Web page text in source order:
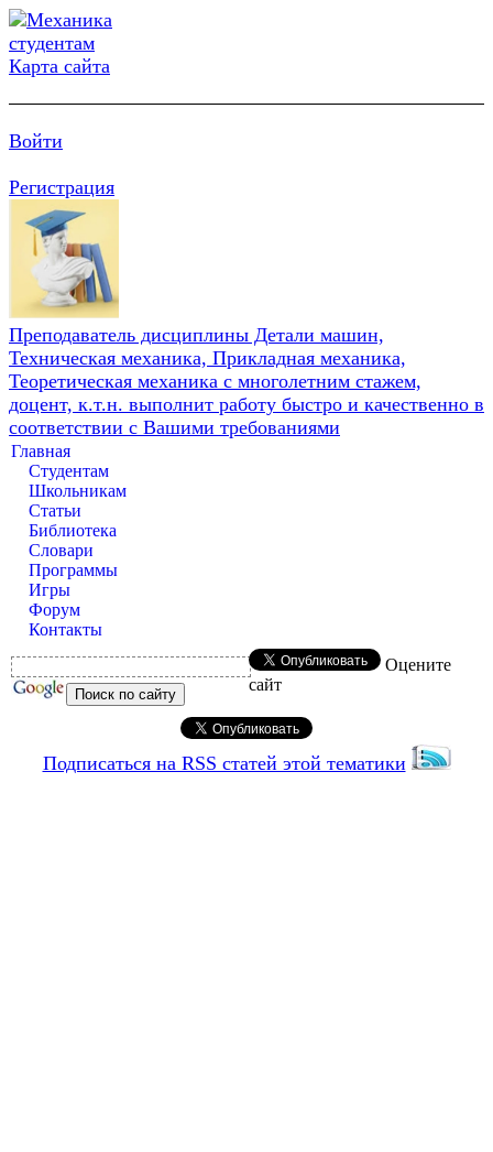
Карта сайта
Войти
Регистрация
Преподаватель дисциплины Детали машин,
Техническая механика, Прикладная механика,
Теоретическая механика с многолетним стажем,
доцент, к.т.н. выполнит работу быстро и качественно в
соответствии с Вашими требованиями
Главная
Студентам
Школьникам
Статьи
Библиотека
Словари
Программы
Игры
Форум
Контакты
Оцените
сайт
Подписаться на RSS статей этой тематики